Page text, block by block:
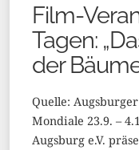
Film-
Tagen:
der
Quelle:
Mondiale 23.9. –
Augsburg e.V.